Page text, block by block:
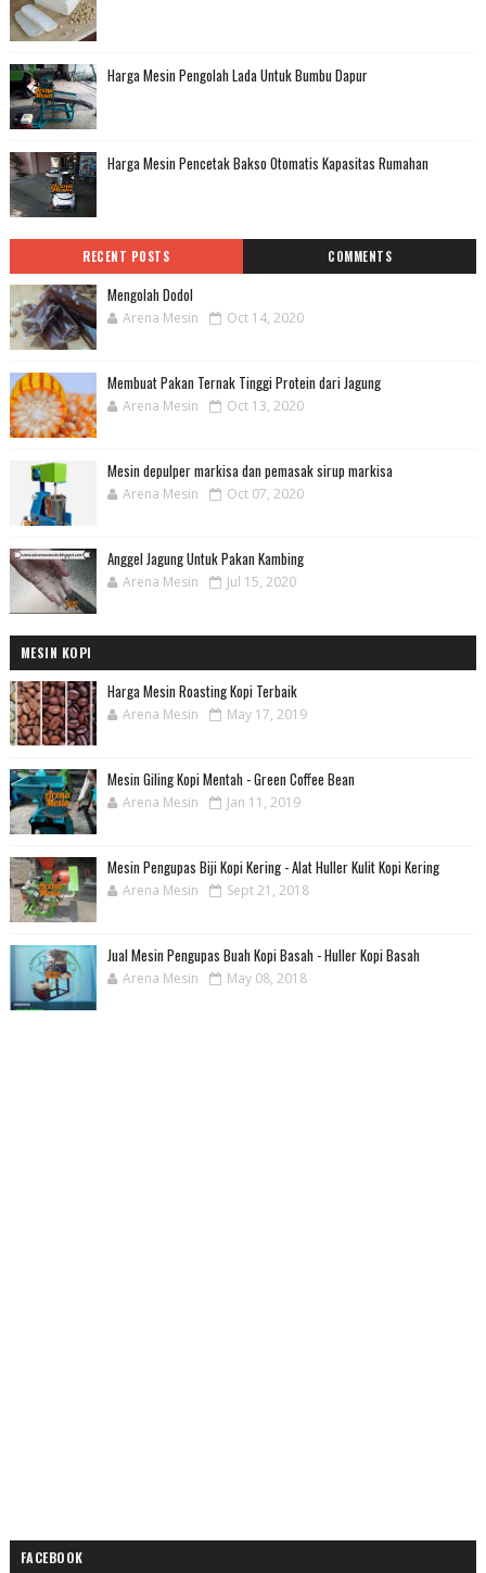
Harga Mesin Pengolah Lada Untuk Bumbu Dapur
Harga Mesin Pencetak Bakso Otomatis Kapasitas Rumahan
RECENT POSTS COMMENTS
Mengolah Dodol
Arena Mesin Oct 14, 2020
Membuat Pakan Ternak Tinggi Protein dari Jagung
Arena Mesin Oct 13, 2020
Mesin depulper markisa dan pemasak sirup markisa
Arena Mesin Oct 07, 2020
Anggel Jagung Untuk Pakan Kambing
Arena Mesin Jul 15, 2020
MESIN KOPI
Harga Mesin Roasting Kopi Terbaik
Arena Mesin May 17, 2019
Mesin Giling Kopi Mentah - Green Coffee Bean
Arena Mesin Jan 11, 2019
Mesin Pengupas Biji Kopi Kering - Alat Huller Kulit Kopi Kering
Arena Mesin Sept 21, 2018
Jual Mesin Pengupas Buah Kopi Basah - Huller Kopi Basah
Arena Mesin May 08, 2018
FACEBOOK